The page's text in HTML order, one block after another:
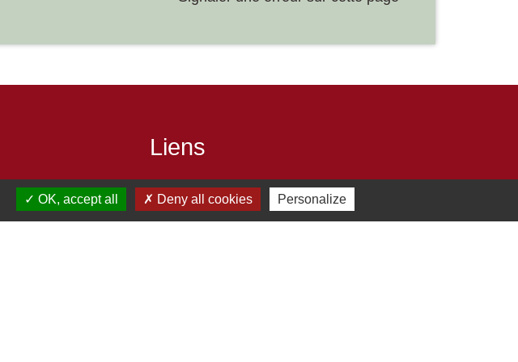
Liens
Développement durable
Office de tourisme
Service-public.fr
OK, accept all Deny all cookies Personalize